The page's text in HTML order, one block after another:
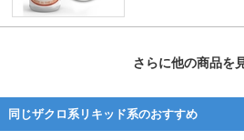
さらに他の商品を
同じザクロ系リキッド系のおすすめ